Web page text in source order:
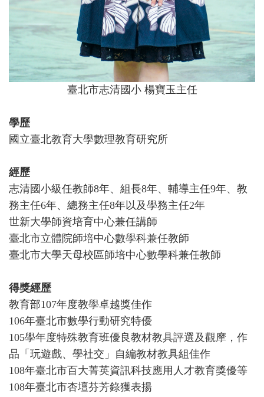
臺北市志清國小 楊寶玉主任
學歷
國立臺北教育大學數理教育研究所
經歷
志清國小級任教師8年、組長8年、輔導主任9年、教
務主任6年、總務主任8年以及學務主任2年
世新大學師資培育中心兼任講師
臺北市立體院師培中心數學科兼任教師
臺北市大學天母校區師培中心數學科兼任教師
得獎經歷
教育部107年度教學卓越獎佳作
106年臺北市數學行動研究特優
105學年度特殊教育班優良教材教具評選及觀摩，作
品「玩遊戲、學社交」自編教材教具組佳作
108年臺北市百大菁英資訊科技應用人才教育獎優等
108年臺北市杏壇芬芳錄獲表揚